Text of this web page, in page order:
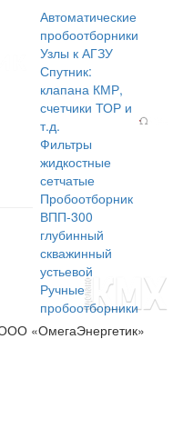
Автоматические
пробоотборники
Узлы к АГЗУ
Спутник:
клапана КМР,
счетчики ТОР и
т.д.
Фильтры
жидкостные
сетчатые
Пробоотборник
ВПП-300
глубинный
скважинный
устьевой
Ручные
пробоотборники
«ОмегаЭнергетик»